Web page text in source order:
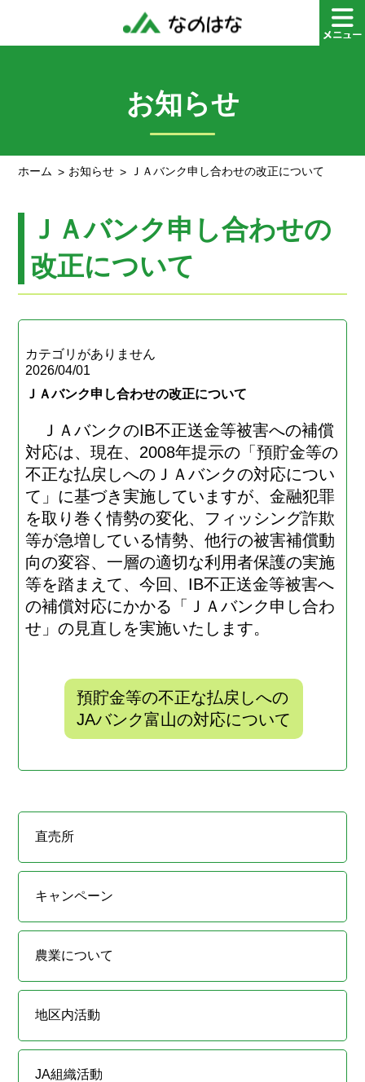
お知らせ
ホーム お知らせ ＪＡバンク申し合わせの改正について
ＪＡバンク申し合わせの
改正について
カテゴリがありません
2026/04/01
ＪＡバンク申し合わせの改正について
ＪＡバンクのIB不正送金等被害への補償
対応は、現在、2008年提示の「預貯金等の
不正な払戻しへのＪＡバンクの対応につい
て」に基づき実施していますが、金融犯罪
を取り巻く情勢の変化、フィッシング詐欺
等が急増している情勢、他行の被害補償動
向の変容、一層の適切な利用者保護の実施
等を踏まえて、今回、IB不正送金等被害へ
の補償対応にかかる「ＪＡバンク申し合わ
せ」の見直しを実施いたします。
預貯金等の不正な払戻しへの
JAバンク富山の対応について
直売所
キャンペーン
農業について
地区内活動
JA組織活動